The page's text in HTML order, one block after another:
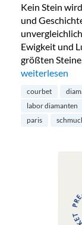
Kein Stein
und
Ewigkeit und
größten
„Diamanten
weiterlesen
courbet
labor diamanten
paris